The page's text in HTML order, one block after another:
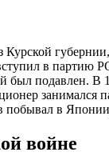
Курской
в партию
был подавлен.
занимался
побывал в
войне